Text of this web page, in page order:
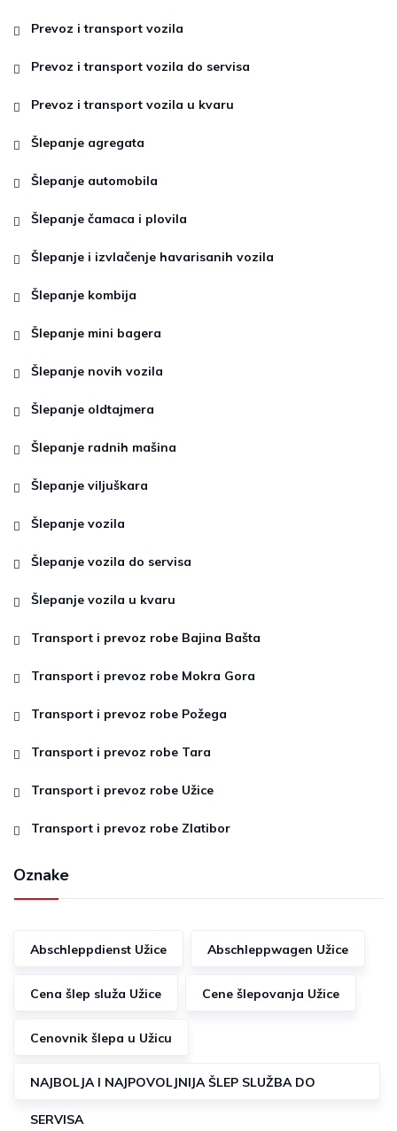
Prevoz i transport vozila
Prevoz i transport vozila do servisa
Prevoz i transport vozila u kvaru
Šlepanje agregata
Šlepanje automobila
Šlepanje čamaca i plovila
Šlepanje i izvlačenje havarisanih vozila
Šlepanje kombija
Šlepanje mini bagera
Šlepanje novih vozila
Šlepanje oldtajmera
Šlepanje radnih mašina
Šlepanje viljuškara
Šlepanje vozila
Šlepanje vozila do servisa
Šlepanje vozila u kvaru
Transport i prevoz robe Bajina Bašta
Transport i prevoz robe Mokra Gora
Transport i prevoz robe Požega
Transport i prevoz robe Tara
Transport i prevoz robe Užice
Transport i prevoz robe Zlatibor
Oznake
Abschleppdienst Užice Abschleppwagen Užice
Cena šlep služa Užice Cene šlepovanja Užice
Cenovnik šlepa u Užicu
NAJBOLJA I NAJPOVOLJNIJA ŠLEP SLUŽBA DO
SERVISA